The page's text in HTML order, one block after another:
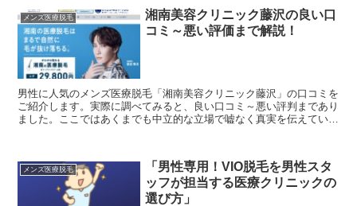
メンズ医療脱毛
湘南美容クリニック藤沢の良い口
コミ～悪い評価まで解説！
男性に人気のメンズ医療脱毛「湘南美容クリニック藤沢」の口コミを
ご紹介します。実際に調べてみると、良い口コミ～悪い評判まであり
ました。ここではあくまでも中立的な立場で嘘なく真実を伝えていけ
メンズ医療脱毛
「男性専用！VIO脱毛を男性スタ
ッフが担当する医療クリニックの
選び方」